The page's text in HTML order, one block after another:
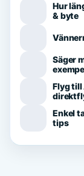
Hur
& byte
Säger
Flyg till
Enkel
tips